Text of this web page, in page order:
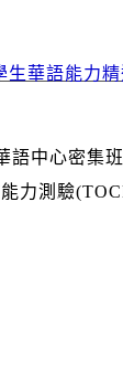
生華語能力
中心密集
力測驗